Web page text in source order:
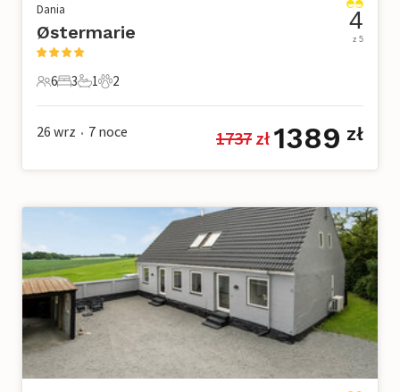
Dania
Østermarie
6 Goście
6
3 Sypialnie
3
1 Łazienka
1
2 Zwierzęta domowe
2
4
z 5
26 wrz • 7 noce 1737 zł 1389 zł